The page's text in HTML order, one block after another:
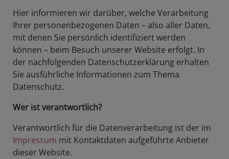
Hier informieren wir darüber, welche Verarbeitung
Ihrer personenbezogenen Daten – also aller Daten,
mit denen Sie persönlich identifiziert werden
können – beim Besuch unserer Website erfolgt. In
der nachfolgenden Datenschutzerklärung erhalten
Sie ausführliche Informationen zum Thema
Datenschutz.
Wer ist verantwortlich?
Verantwortlich für die Datenverarbeitung ist der im
Impressum mit Kontaktdaten aufgeführte Anbieter
dieser Website.